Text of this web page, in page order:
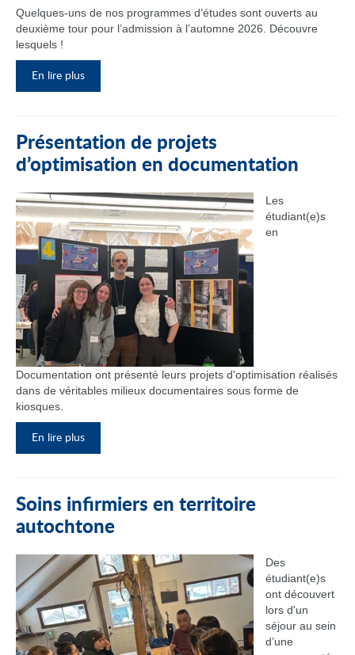
Quelques-uns de nos programmes d’études sont ouverts au
deuxième tour pour l’admission à l’automne 2026. Découvre
lesquels !
En lire plus
Présentation de projets
d’optimisation en documentation
Les
étudiant(e)s
en
Documentation ont présenté leurs projets d'optimisation réalisés
dans de véritables milieux documentaires sous forme de
kiosques.
En lire plus
Soins infirmiers en territoire
autochtone
Des
étudiant(e)s
ont découvert
lors d'un
séjour au sein
d’une